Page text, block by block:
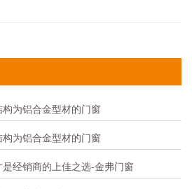
为铝合金型材的门窗
为铝合金型材的门窗
经销商的上佳之选-金弗门窗